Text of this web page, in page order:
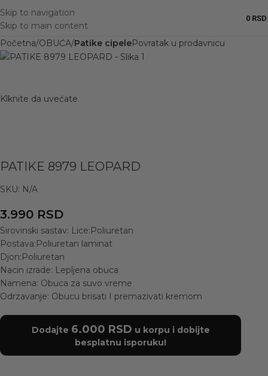
Skip to navigation
Skip to main content
0 RSD
Početna OBUĆA Patike cipelePovratak u prodavnicu
Klknite da uvećate
PATIKE 8979 LEOPARD
SKU: N/A
3.990 RSD
Sirovinski sastav: Lice:Poliuretan
Postava:Poliuretan laminat
Djon:Poliuretan
Nacin izrade: Lepljena obuca
Namena: Obuca za suvo vreme
Odrzavanje: Obucu brisati I premazivati kremom
Dodajte 6.000 RSD u korpu i dobijte
besplatnu isporuku!